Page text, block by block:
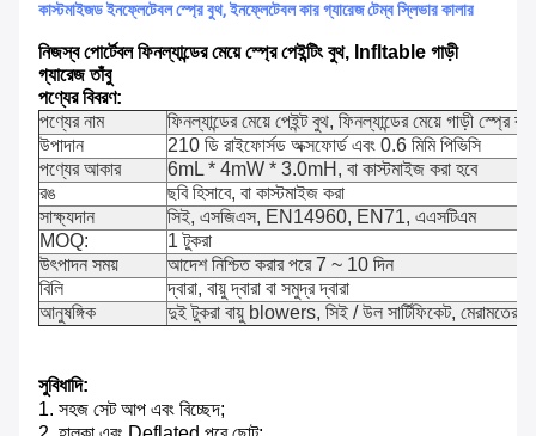
কাস্টমাইজড ইনফ্লেটেবল স্প্রে বুথ, ইনফ্লেটেবল কার গ্যারেজ টেম্ব স্লিভার কালার
নিজস্ব পোর্টেবল ফিনল্যান্ডের মেয়ে স্প্রে পেইন্টিং বুথ, Infltable গাড়ী
গ্যারেজ তাঁবু
পণ্যের বিবরণ:
পণ্যের নাম
ফিনল্যান্ডের মেয়ে পেইন্ট বুথ, ফিনল্যান্ডের মেয়ে গাড়ী স্প্রে বুথ
উপাদান
210 ডি রাইফোর্সড অক্সফোর্ড এবং 0.6 মিমি পিভিসি
পণ্যের আকার
6mL * 4mW * 3.0mH, বা কাস্টমাইজ করা হবে
রঙ
ছবি হিসাবে, বা কাস্টমাইজ করা
সাক্ষ্যদান
সিই, এসজিএস, EN14960, EN71, এএসটিএম
MOQ:
1 টুকরা
উৎপাদন সময়
আদেশ নিশ্চিত করার পরে 7 ~ 10 দিন
বিলি
দ্বারা, বায়ু দ্বারা বা সমুদ্র দ্বারা
আনুষঙ্গিক
দুই টুকরা বায়ু blowers, সিই / উল সার্টিফিকেট, মেরামতের
সুবিধাদি:
1. সহজ সেট আপ এবং বিচ্ছেদ;